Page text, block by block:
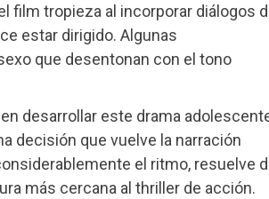
film tropieza al incorporar diálogos
estar dirigido. Algunas
que desentonan con el tono
desarrollar este drama
decisión que vuelve la narración
el ritmo, resuelve
más cercana al thriller de acción.